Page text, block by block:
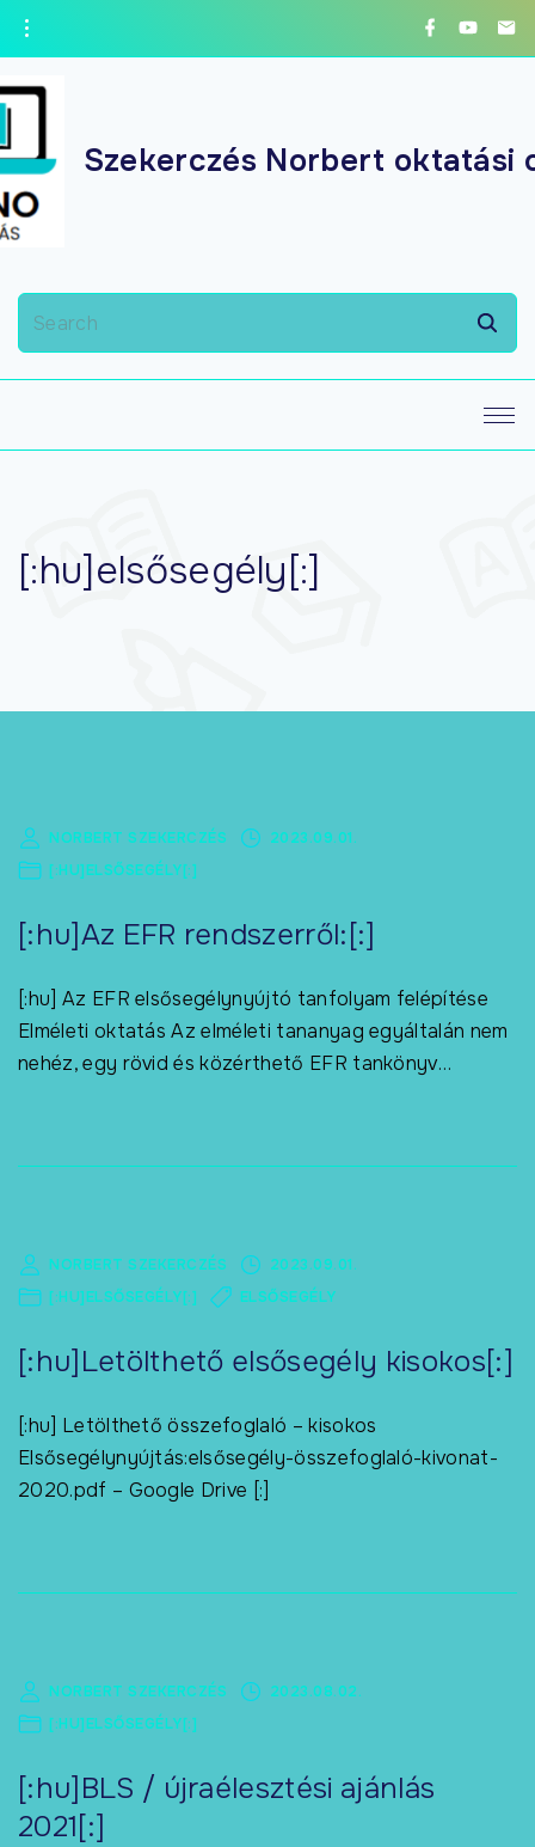
Szekerczés Norbert oktatási
[:hu]elsősegély[:]
NORBERT SZEKERCZÉS
2023.09.01.
[:HU]ELSŐSEGÉLY[:]
[:hu]Az EFR rendszerről:[:]
[:hu] Az EFR elsősegélynyújtó tanfolyam felépítése
Elméleti oktatás Az elméleti tananyag egyáltalán nem
nehéz, egy rövid és közérthető EFR tankönyv…
NORBERT SZEKERCZÉS
2023.09.01.
[:HU]ELSŐSEGÉLY[:]
ELSŐSEGÉLY
[:hu]Letölthető elsősegély kisokos[:]
[:hu] Letölthető összefoglaló – kisokos
Elsősegélynyújtás:elsősegély-összefoglaló-kivonat-
2020.pdf – Google Drive [:]
NORBERT SZEKERCZÉS
2023.08.02.
[:HU]ELSŐSEGÉLY[:]
[:hu]BLS / újraélesztési ajánlás
2021[:]